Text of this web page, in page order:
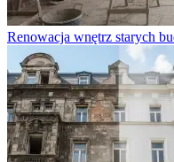
Renowacja wnętrz starych